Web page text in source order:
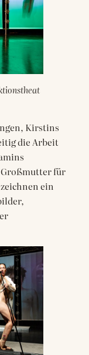
Kirstins
die Arbeit
für
ein